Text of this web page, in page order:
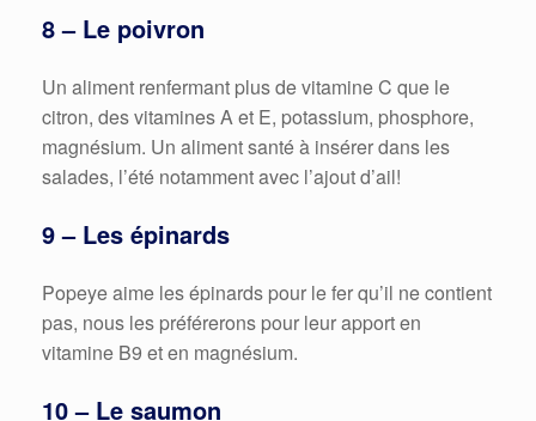
8 – Le poivron
Un aliment renfermant plus de vitamine C que le
citron, des vitamines A et E, potassium, phosphore,
magnésium. Un aliment santé à insérer dans les
salades, l’été notamment avec l’ajout d’ail!
9 – Les épinards
Popeye aime les épinards pour le fer qu’il ne contient
pas, nous les préférerons pour leur apport en
vitamine B9 et en magnésium.
10 – Le saumon